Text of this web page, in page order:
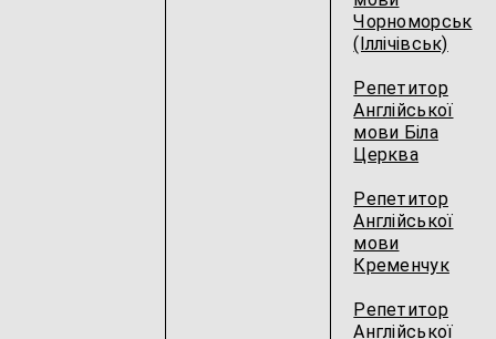
Чорноморськ
(Іллічівськ)
Репетитор
Англійської
мови Біла
Церква
Репетитор
Англійської
мови
Кременчук
Репетитор
Англійської